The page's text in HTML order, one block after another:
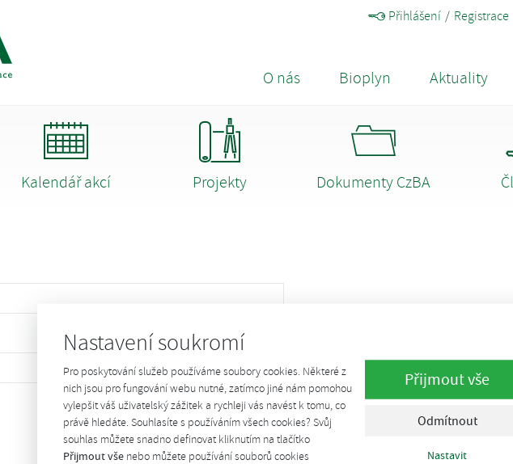
Nastavení soukromí
Pro poskytování služeb používáme soubory cookies. Některé z
nich jsou pro fungování webu nutné, zatímco jiné nám pomohou
vylepšit váš uživatelský zážitek a rychleji vás navést k tomu, co
právě hledáte. Souhlasíte s používáním všech cookies? Svůj
souhlas můžete snadno definovat kliknutím na tlačítko
Přijmout vše nebo můžete používání souborů cookies
Přijmout vše
Odmítnout
Nastavit
Přihlášení Registrace
O nás Bioplyn Aktuality
Kalendář akcí Projekty Dokumenty CzBA